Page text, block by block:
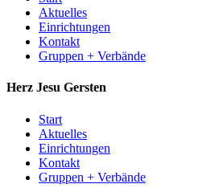
Aktuelles
Einrichtungen
Kontakt
Gruppen + Verbände
Herz Jesu Gersten
Start
Aktuelles
Einrichtungen
Kontakt
Gruppen + Verbände